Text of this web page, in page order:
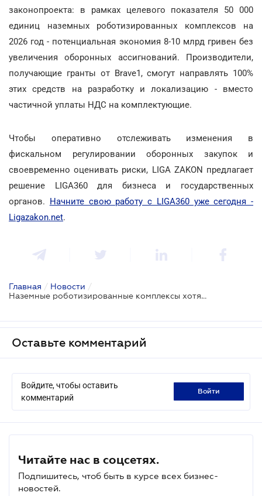
законопроекта: в рамках целевого показателя 50 000
единиц наземных роботизированных комплексов на
2026 год - потенциальная экономия 8-10 млрд гривен без
увеличения оборонных ассигнований. Производители,
получающие гранты от Brave1, смогут направлять 100%
этих средств на разработку и локализацию - вместо
частичной уплаты НДС на комплектующие.
Чтобы оперативно отслеживать изменения в
фискальном регулировании оборонных закупок и
своевременно оценивать риски, LIGA ZAKON предлагает
решение LIGA360 для бизнеса и государственных
органов. Начните свою работу с LIGA360 уже сегодня -
Ligazakon.net.
Главная / Новости /
Наземные роботизированные комплексы хотят освободить от НДС
Оставьте комментарий
Войдите, чтобы оставить
комментарий
войти
Читайте нас в соцсетях.
Подпишитесь, чтоб быть в курсе всех бизнес-
новостей.